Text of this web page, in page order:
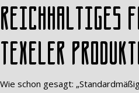
Reichhaltiges
Texeler
Wie schon gesagt: